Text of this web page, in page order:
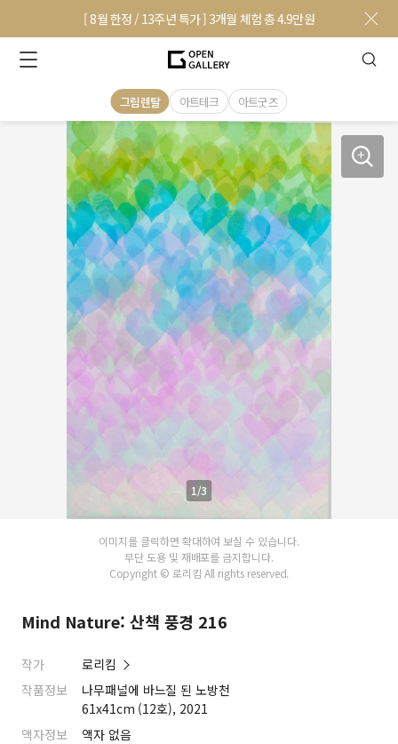
[ 8월 한정 / 13주년 특가 ] 3개월 체험 총 4.9만원
그림렌탈 아트테크 아트굿즈
1/3
이미지를 클릭하면 확대하여 보실 수 있습니다.
무단 도용 및 재배포를 금지합니다.
Copyright © 로리킴 All rights reserved.
Mind Nature: 산책 풍경 216
작가
로리킴
작품정보
나무패널에 바느질 된 노방천
61x41cm (12호), 2021
액자정보
액자 없음